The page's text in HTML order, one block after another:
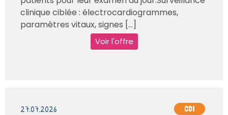
clinique ciblée : électrocardiogrammes,
paramètres vitaux, signes [...]
Voir l'offre
27.07.2026 CDI